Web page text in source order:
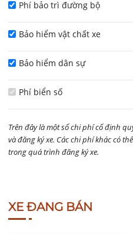
Phí bảo trì đường bộ
Bảo hiểm vật chất xe
Bảo hiểm dân sự
Phí biển số
Trên đây là một số chi phí cố định
và đăng ký xe. Các chi phí khác có
trong quá trình đăng ký xe.
XE ĐANG BÁN